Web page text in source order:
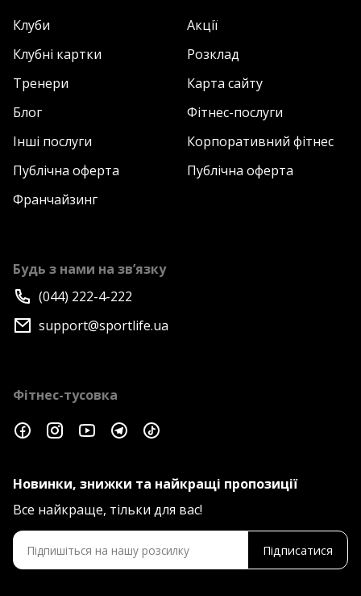
Клуби
Акції
Клубні картки
Розклад
Тренери
Карта сайту
Блог
Фітнес-послуги
Інші послуги
Корпоративний фітнес
Публічна оферта
Публічна оферта
Франчайзинг
Будь з нами на зв’язку
(044) 222-4-222
support@sportlife.ua
Фітнес-тусовка
Новинки, знижки та найкращі пропозиції
Все найкраще, тільки для вас!
Підписатися